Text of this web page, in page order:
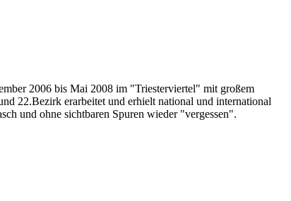
2006 bis Mai 2008 im "Triesterviertel" mit großem
22.Bezirk erarbeitet und erhielt national und international
und ohne sichtbaren Spuren wieder "vergessen".